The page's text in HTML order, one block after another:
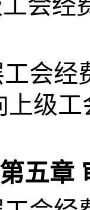
会经
上级
第五章